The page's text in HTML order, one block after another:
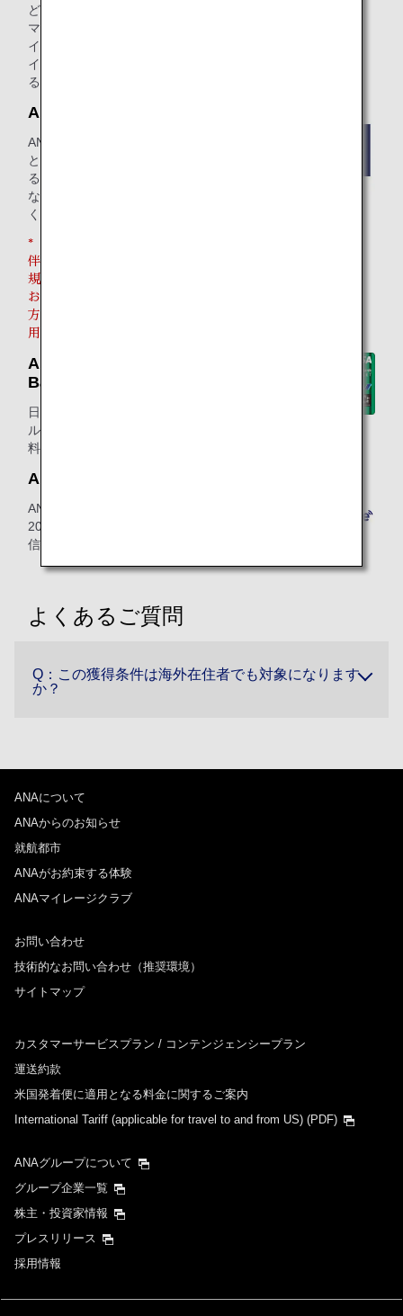
どいつもの移動でポイントがたまるス
マートフォンアプリです。貯まったポ
イントはANAのマイルや現金や他社ポ
イント、商品引換券、豪華賞品が当た
る抽選券と交換できます。
ANAリサーチ
ANAリサーチは「アンケートに答える
とマイルに交換可能なポイントが貯ま
る」サービスです。日々の移動や休憩
などのスキマ時間を活用して、効率よ
くマイルを貯めることができます。
* 「ANAリサーチ」のサービス終了に
伴い、2026年7月31日（金）までに新
規登録又は継続してモニター登録して
おり、アンケートポイント獲得済みの
方がライフソリューションサービス利
用数のカウント対象になります。
ANA マイレージクラブ / Sony
Bank WALLET
日常の銀行取引や外貨定期預金でマイ
ルが貯まる！さらに海外でも決済手数
料がおトクに利用出来ます。
ANAモバイル
ANAモバイルは、基本プラン料金の
20％がマイルとして貯まるモバイル通
信サービスです。
よくあるご質問
Q：この獲得条件は海外在住者でも対象になります
か？
ANAについて
ANAからのお知らせ
就航都市
ANAがお約束する体験
ANAマイレージクラブ
お問い合わせ
技術的なお問い合わせ（推奨環境）
サイトマップ
カスタマーサービスプラン / コンテンジェンシープラン
運送約款
米国発着便に適用となる料金に関するご案内
International Tariff (applicable for travel to and from US) (PDF)
ANAグループについて
グループ企業一覧
株主・投資家情報
プレスリリース
採用情報